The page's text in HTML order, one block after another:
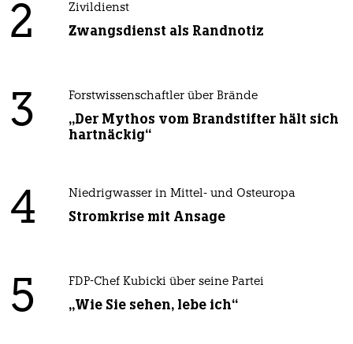
2 Zivildienst
Zwangsdienst als Randnotiz
3 Forstwissenschaftler über Brände
„Der Mythos vom Brandstifter hält sich
hartnäckig“
4 Niedrigwasser in Mittel- und Osteuropa
Stromkrise mit Ansage
5 FDP-Chef Kubicki über seine Partei
„Wie Sie sehen, lebe ich“